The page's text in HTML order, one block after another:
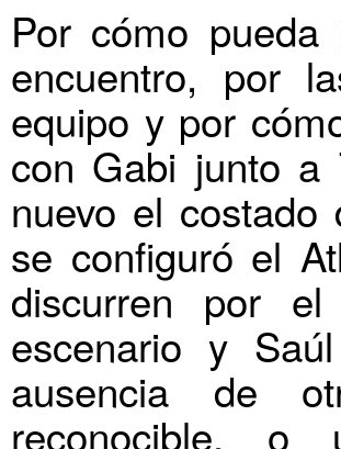
Por cómo
encuentro, por
equipo y por
con Gabi junto a
nuevo el
se configuró el
discurren por
escenario y
ausencia de
reconocible,